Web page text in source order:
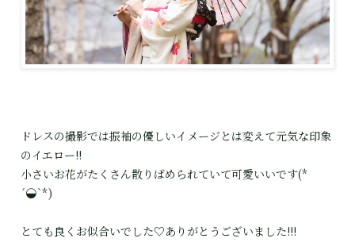
ドレスの撮影では振袖の優しいイメージとは変えて元気な印象
のイエロー!!
小さいお花がたくさん散りばめられていて可愛いいです(*
´◒`*)
とても良くお似合いでした♡ありがとうございました!!!